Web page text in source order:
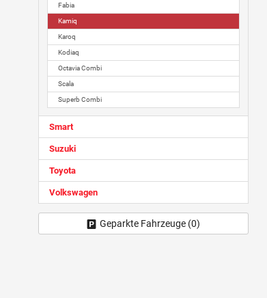
Fabia
Kamiq
Karoq
Kodiaq
Octavia Combi
Scala
Superb Combi
Smart
Suzuki
Toyota
Volkswagen
Geparkte Fahrzeuge (0)